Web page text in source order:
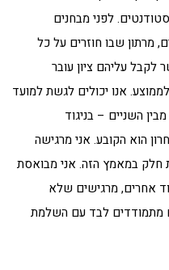
לפני מבחנים
מרתון שבו חוזרים על כל
עליהם ציון עובר
אנו יכולים לגשת למועד
השניים – בניגוד
הוא הקובע. אני מרגישה
חלק במאמץ הזה. אני מבואסת
אחרים, מרגישים שלא
מתמודדים לבד עם השלמת